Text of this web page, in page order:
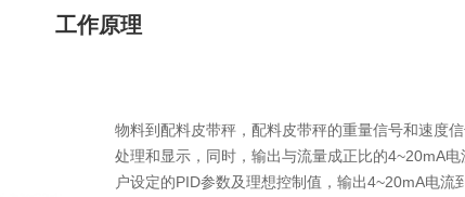
工作原理
物料到配料皮带秤，配料皮带秤的重量信号和速度
处理和显示，同时，输出与流量成正比的4~20mA
户设定的PID参数及理想控制值，输出4~20mA电